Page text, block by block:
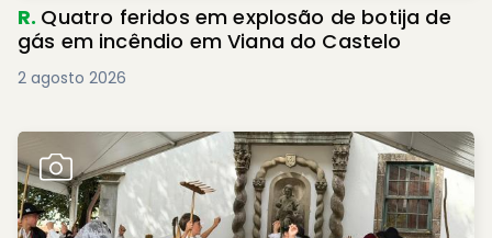
R. Quatro feridos em explosão de botija de
gás em incêndio em Viana do Castelo
2 agosto 2026